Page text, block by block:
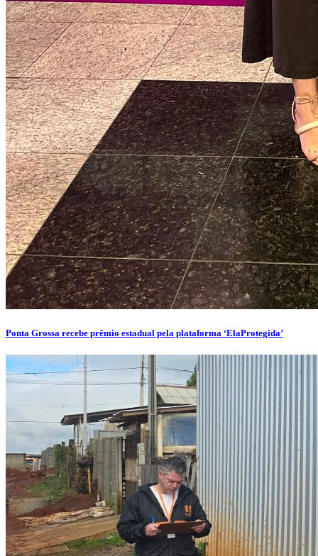
Ponta Grossa recebe prêmio estadual pela plataforma ‘ElaProtegida’